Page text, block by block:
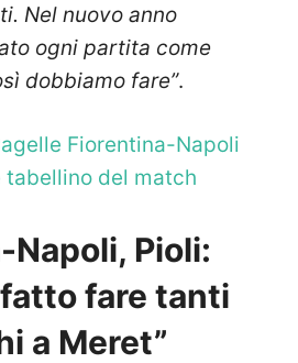
Nel nuovo anno
ogni partita come
dobbiamo fare”.
Fiorentina-Napoli
del match
Pioli:
fare tanti
a Meret”